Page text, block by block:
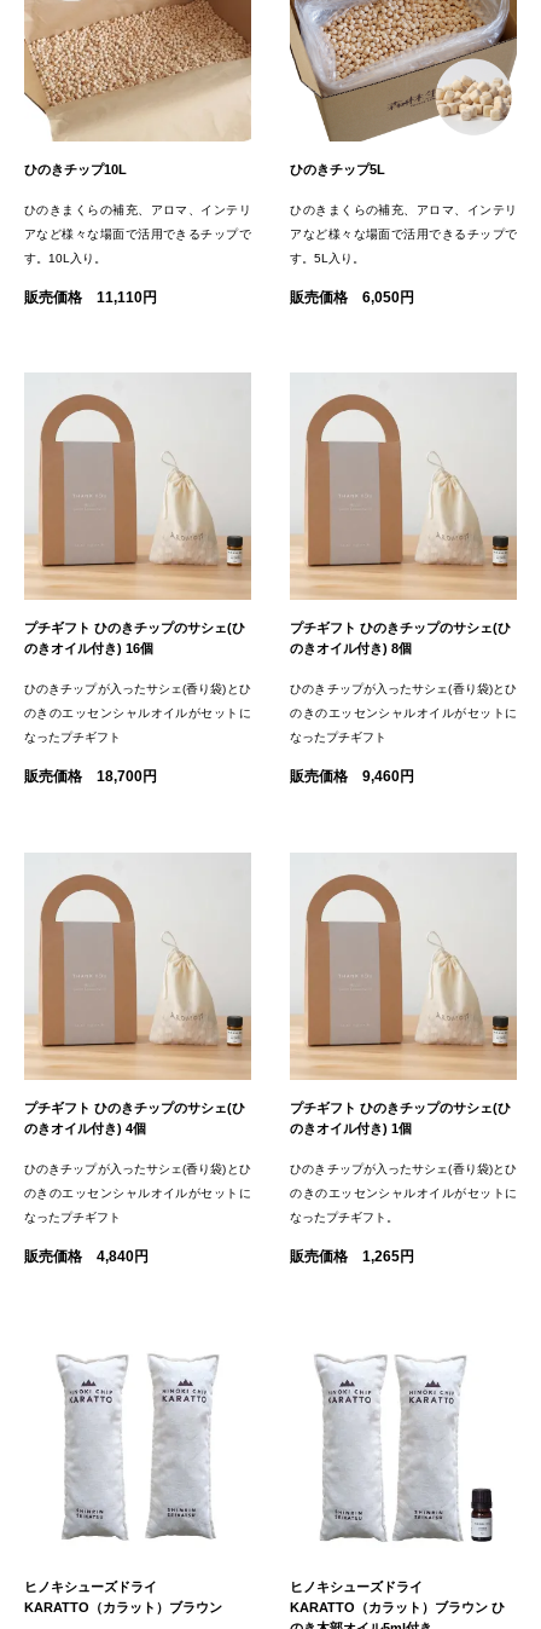
ひのきチップ10L
ひのきまくらの補充、アロマ、インテリ
アなど様々な場面で活用できるチップで
す。10L入り。
販売価格 11,110円
ひのきチップ5L
ひのきまくらの補充、アロマ、インテリ
アなど様々な場面で活用できるチップで
す。5L入り。
販売価格 6,050円
プチギフト ひのきチップのサシェ(ひ
のきオイル付き) 16個
ひのきチップが入ったサシェ(香り袋)とひ
のきのエッセンシャルオイルがセットに
なったプチギフト
販売価格 18,700円
プチギフト ひのきチップのサシェ(ひ
のきオイル付き) 8個
ひのきチップが入ったサシェ(香り袋)とひ
のきのエッセンシャルオイルがセットに
なったプチギフト
販売価格 9,460円
プチギフト ひのきチップのサシェ(ひ
のきオイル付き) 4個
ひのきチップが入ったサシェ(香り袋)とひ
のきのエッセンシャルオイルがセットに
なったプチギフト
販売価格 4,840円
プチギフト ひのきチップのサシェ(ひ
のきオイル付き) 1個
ひのきチップが入ったサシェ(香り袋)とひ
のきのエッセンシャルオイルがセットに
なったプチギフト。
販売価格 1,265円
ヒノキシューズドライ
KARATTO（カラット）ブラウン
ヒノキシューズドライ
KARATTO（カラット）ブラウン ひ